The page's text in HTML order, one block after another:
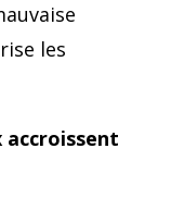
les
accroissent